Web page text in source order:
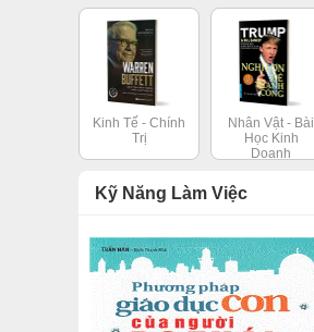
Kinh Tế - Chính
Trị
Nhân Vật - Bài
Học Kinh
Doanh
Kỹ Năng Làm Việc